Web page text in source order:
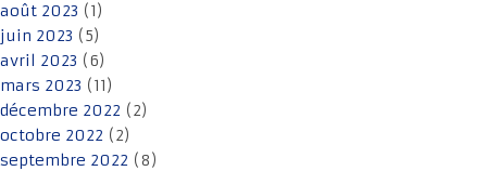
août 2023 (1)
juin 2023 (5)
avril 2023 (6)
mars 2023 (11)
décembre 2022 (2)
octobre 2022 (2)
septembre 2022 (8)